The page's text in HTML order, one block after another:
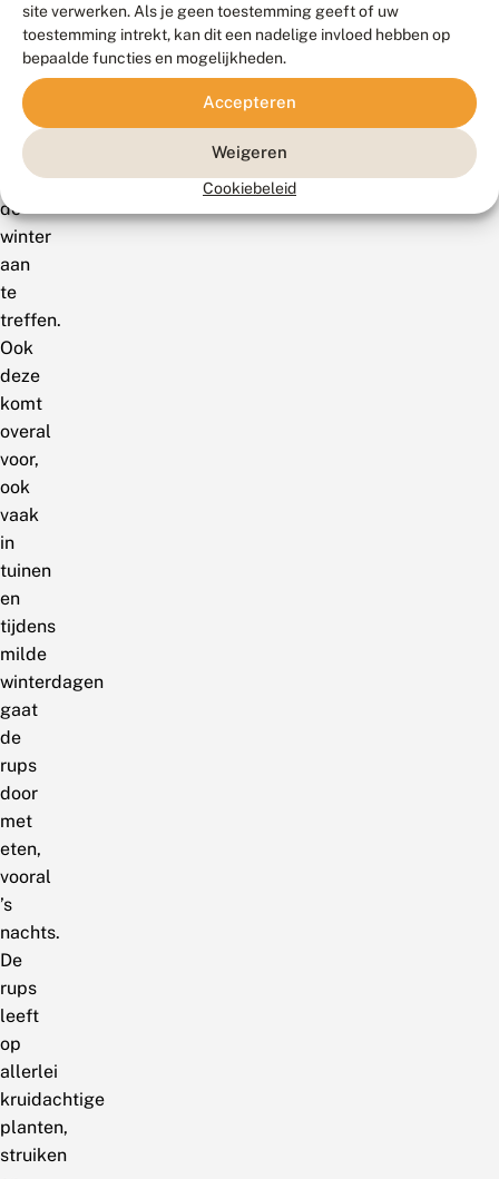
site verwerken. Als je geen toestemming geeft of uw
toestemming intrekt, kan dit een nadelige invloed hebben op
bepaalde functies en mogelijkheden.
Accepteren
Weigeren
Cookiebeleid
hele
jaar
door,
dus
ook
midden
de
winter
aan
te
treffen.
Ook
deze
komt
overal
voor,
ook
vaak
in
tuinen
en
tijdens
milde
winterdagen
gaat
de
rups
door
met
eten,
vooral
’s
nachts.
De
rups
leeft
op
allerlei
kruidachtige
planten,
struiken